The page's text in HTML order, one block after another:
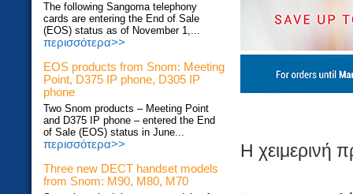
The following Sangoma telephony
cards are entering the End of Sale
(EOS) status as of November 1,...
περισσότερα>>
EOS products from Snom: Meeting
Point, D375 IP phone, D305 IP
phone
Two Snom products – Meeting Point
and D375 IP phone – entered the End
of Sale (EOS) status in June...
περισσότερα>>
Three new DECT handset models
from Snom: M90, M80, M70
Η χειμερινή